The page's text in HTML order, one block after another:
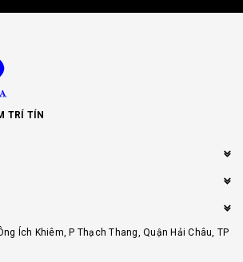
TRÍ TÍN
Ích Khiêm, P Thạch Thang, Quận Hải Châu, TP